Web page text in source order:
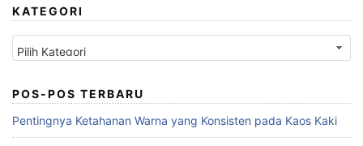
KATEGORI
Kategori
POS-POS TERBARU
Pentingnya Ketahanan Warna yang Konsisten pada Kaos Kaki